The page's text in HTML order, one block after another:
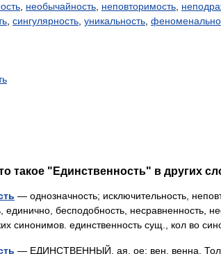
необычайность неповторимость
сингулярность уникальность
такое "Единственность" в других
— однозначность; исключительность,
единично, бесподобность, несравненность,
синонимов. единственность сущ., кол во
— ЕДИНСТВЕННЫЙ, ая, ое; вен, венна.